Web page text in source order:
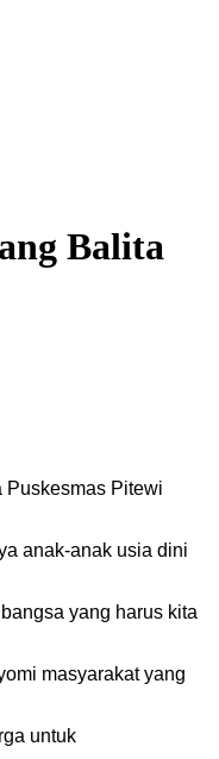
Balita
Puskesmas Pitewi
anak-anak usia dini
yang harus kita
masyarakat yang
untuk